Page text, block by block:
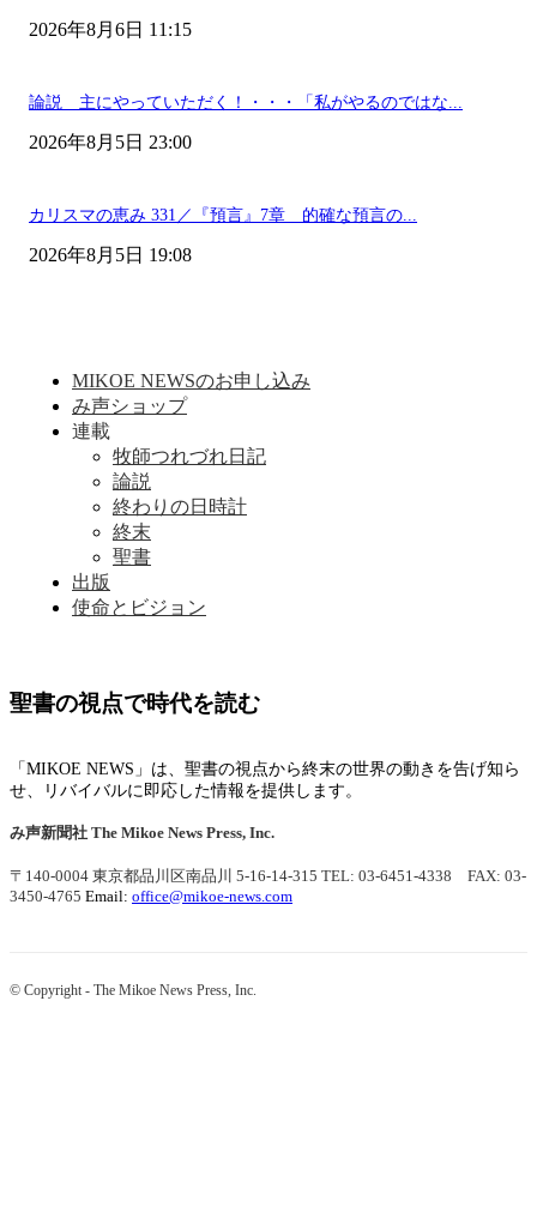
2026年8月6日 11:15
論説 主にやっていただく！・・・「私がやるのではな...
2026年8月5日 23:00
カリスマの恵み 331／『預言』7章 的確な預言の...
2026年8月5日 19:08
MIKOE NEWSのお申し込み
み声ショップ
連載
牧師つれづれ日記
論説
終わりの日時計
終末
聖書
出版
使命とビジョン
聖書の視点で時代を読む
「MIKOE NEWS」は、聖書の視点から終末の世界の動きを告げ知ら
せ、リバイバルに即応した情報を提供します。
み声新聞社 The Mikoe News Press, Inc.
〒140-0004 東京都品川区南品川 5-16-14-315 TEL: 03-6451-4338 FAX: 03-
3450-4765 Email: office@mikoe-news.com
© Copyright - The Mikoe News Press, Inc.